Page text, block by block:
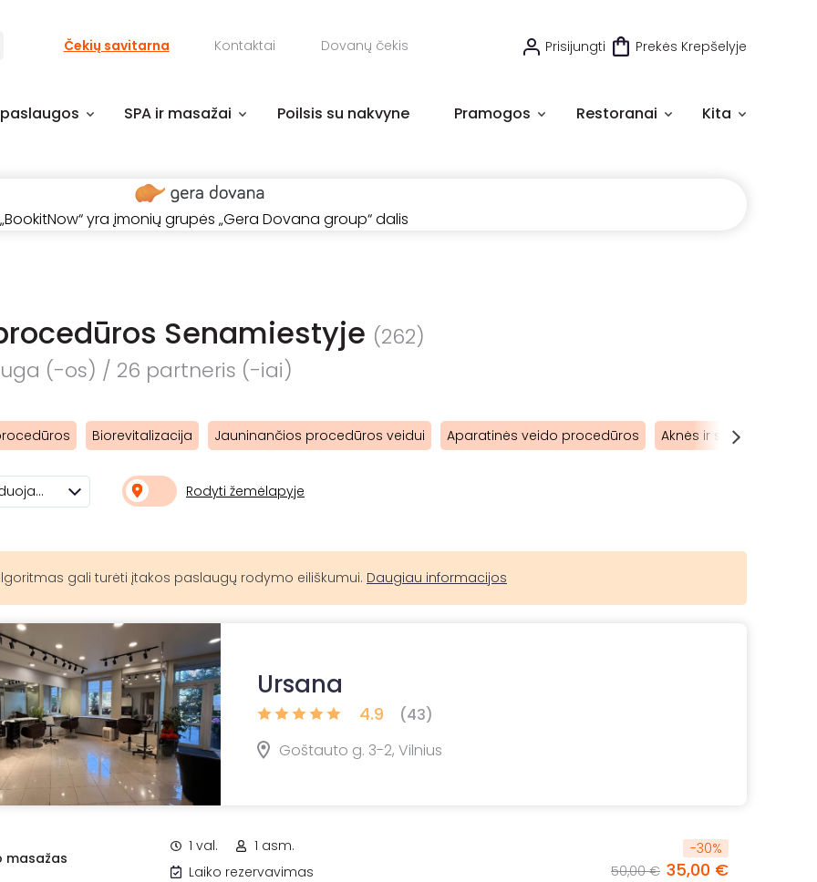
Čekių savitarna Kontaktai Dovanų čekis Prisijungti Prekės Krepšelyje
SPA ir masažai Poilsis su nakvyne Pramogos Restoranai Kita
„BookitNow“ yra įmonių grupės „Gera Dovana group“ dalis
Senamiestyje (262)
(-os) / 26 partneris (-iai)
Biorevitalizacija Jauninančios procedūros veidui Aparatinės veido procedūros Aknės ir spuogų
Rekomenduojami Rodyti žemėlapyje
gali turėti įtakos paslaugų rodymo eiliškumui. Daugiau informacijos
Ursana
4.9
(43)
Goštauto g. 3-2, Vilnius
masažas
1 val.
1 asm.
Laiko rezervavimas
-30%
50,00 € 35,00 €